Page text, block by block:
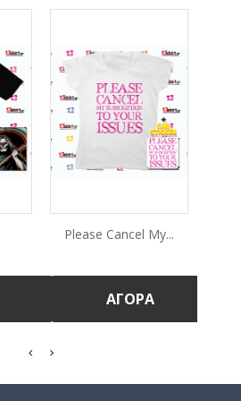
Please Cancel My...
ΑΓΟΡΆ